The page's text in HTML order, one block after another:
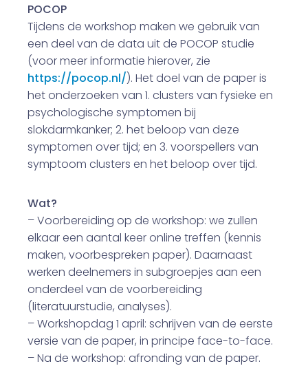
POCOP
Tijdens de workshop maken we gebruik van
een deel van de data uit de POCOP studie
(voor meer informatie hierover, zie
https://pocop.nl/). Het doel van de paper is
het onderzoeken van 1. clusters van fysieke en
psychologische symptomen bij
slokdarmkanker; 2. het beloop van deze
symptomen over tijd; en 3. voorspellers van
symptoom clusters en het beloop over tijd.
Wat?
– Voorbereiding op de workshop: we zullen
elkaar een aantal keer online treffen (kennis
maken, voorbespreken paper). Daarnaast
werken deelnemers in subgroepjes aan een
onderdeel van de voorbereiding
(literatuurstudie, analyses).
– Workshopdag 1 april: schrijven van de eerste
versie van de paper, in principe face-to-face.
– Na de workshop: afronding van de paper.